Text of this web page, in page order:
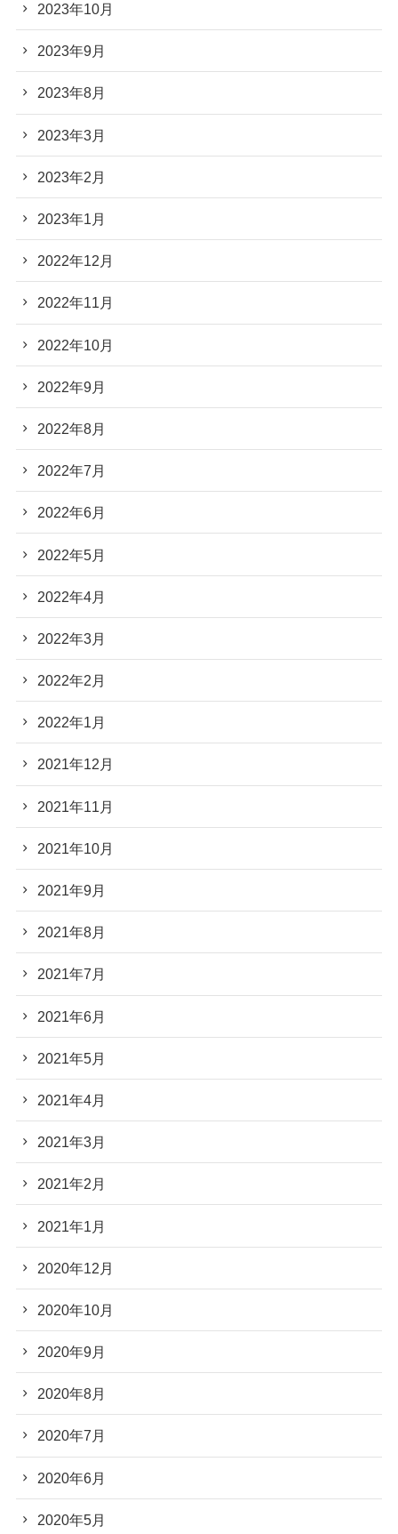
2023年10月
2023年9月
2023年8月
2023年3月
2023年2月
2023年1月
2022年12月
2022年11月
2022年10月
2022年9月
2022年8月
2022年7月
2022年6月
2022年5月
2022年4月
2022年3月
2022年2月
2022年1月
2021年12月
2021年11月
2021年10月
2021年9月
2021年8月
2021年7月
2021年6月
2021年5月
2021年4月
2021年3月
2021年2月
2021年1月
2020年12月
2020年10月
2020年9月
2020年8月
2020年7月
2020年6月
2020年5月